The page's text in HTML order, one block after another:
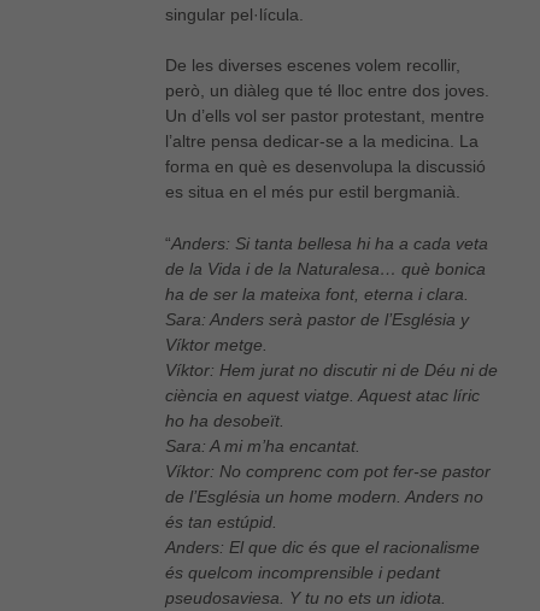
singular pel·lícula.
De les diverses escenes volem recollir,
però, un diàleg que té lloc entre dos joves.
Un d’ells vol ser pastor protestant, mentre
l’altre pensa dedicar-se a la medicina. La
forma en què es desenvolupa la discussió
es situa en el més pur estil bergmanià.
“Anders: Si tanta bellesa hi ha a cada veta
de la Vida i de la Naturalesa… què bonica
ha de ser la mateixa font, eterna i clara.
Sara: Anders serà pastor de l’Església y
Víktor metge.
Víktor: Hem jurat no discutir ni de Déu ni de
ciència en aquest viatge. Aquest atac líric
ho ha desobeït.
Sara: A mi m’ha encantat.
Víktor: No comprenc com pot fer-se pastor
de l’Església un home modern. Anders no
és tan estúpid.
Anders: El que dic és que el racionalisme
és quelcom incomprensible i pedant
pseudosaviesa. Y tu no ets un idiota.